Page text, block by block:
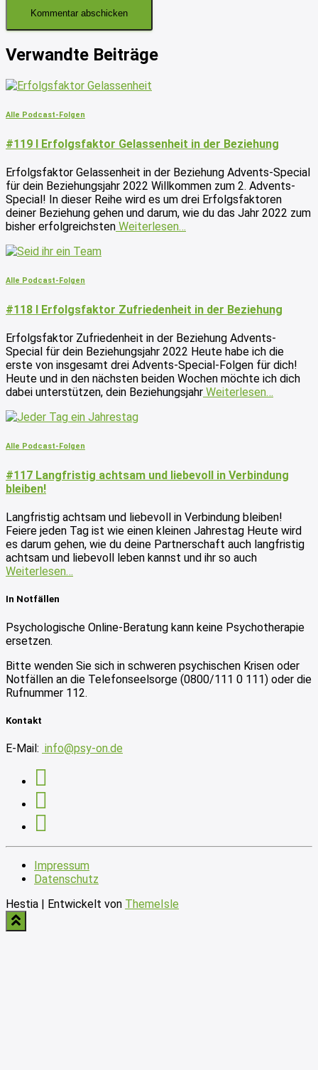
Verwandte Beiträge
Alle Podcast-Folgen
#119 I Erfolgsfaktor Gelassenheit in der Beziehung
Erfolgsfaktor Gelassenheit in der Beziehung Advents-Special
für dein Beziehungsjahr 2022 Willkommen zum 2. Advents-
Special! In dieser Reihe wird es um drei Erfolgsfaktoren
deiner Beziehung gehen und darum, wie du das Jahr 2022 zum
bisher erfolgreichsten Weiterlesen…
Alle Podcast-Folgen
#118 I Erfolgsfaktor Zufriedenheit in der Beziehung
Erfolgsfaktor Zufriedenheit in der Beziehung Advents-
Special für dein Beziehungsjahr 2022 Heute habe ich die
erste von insgesamt drei Advents-Special-Folgen für dich!
Heute und in den nächsten beiden Wochen möchte ich dich
dabei unterstützen, dein Beziehungsjahr Weiterlesen…
Alle Podcast-Folgen
#117 Langfristig achtsam und liebevoll in Verbindung
bleiben!
Langfristig achtsam und liebevoll in Verbindung bleiben!
Feiere jeden Tag ist wie einen kleinen Jahrestag Heute wird
es darum gehen, wie du deine Partnerschaft auch langfristig
achtsam und liebevoll leben kannst und ihr so auch
Weiterlesen…
In Notfällen
Psychologische Online-Beratung kann keine Psychotherapie
ersetzen.
Bitte wenden Sie sich in schweren psychischen Krisen oder
Notfällen an die Telefonseelsorge (0800/111 0 111) oder die
Rufnummer 112.
Kontakt
E-Mail: info@psy-on.de
Impressum
Datenschutz
Hestia | Entwickelt von ThemeIsle